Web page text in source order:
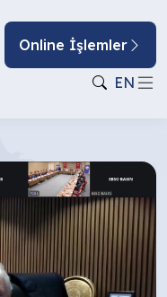
Online İşlemler
EN